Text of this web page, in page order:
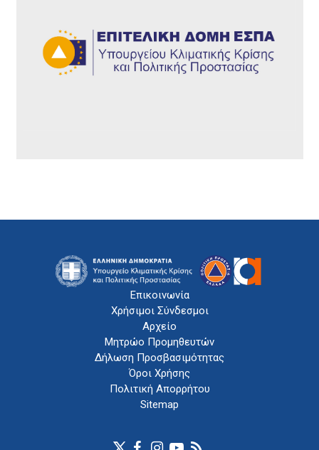
Επικοινωνία
Χρήσιμοι Σύνδεσμοι
Αρχείο
Μητρώο Προμηθευτών
Δήλωση Προσβασιμότητας
Όροι Χρήσης
Πολιτική Απορρήτου
Sitemap